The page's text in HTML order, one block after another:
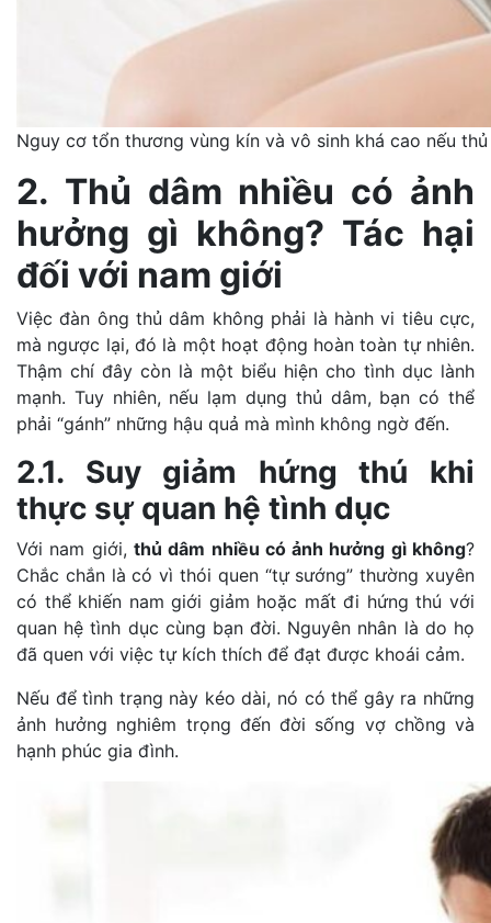
Nguy cơ tổn thương vùng kín và vô sinh khá cao nếu
2. Thủ dâm nhiều có ảnh
hưởng gì không? Tác hại
đối với nam giới
Việc đàn ông thủ dâm không phải là hành vi tiêu cực,
mà ngược lại, đó là một hoạt động hoàn toàn tự nhiên.
Thậm chí đây còn là một biểu hiện cho tình dục lành
mạnh. Tuy nhiên, nếu lạm dụng thủ dâm, bạn có thể
phải “gánh” những hậu quả mà mình không ngờ đến.
2.1. Suy giảm hứng thú khi
thực sự quan hệ tình dục
Với nam giới, thủ dâm nhiều có ảnh hưởng gì không?
Chắc chắn là có vì thói quen “tự sướng” thường xuyên
có thể khiến nam giới giảm hoặc mất đi hứng thú với
quan hệ tình dục cùng bạn đời. Nguyên nhân là do họ
đã quen với việc tự kích thích để đạt được khoái cảm.
Nếu để tình trạng này kéo dài, nó có thể gây ra những
ảnh hưởng nghiêm trọng đến đời sống vợ chồng và
hạnh phúc gia đình.